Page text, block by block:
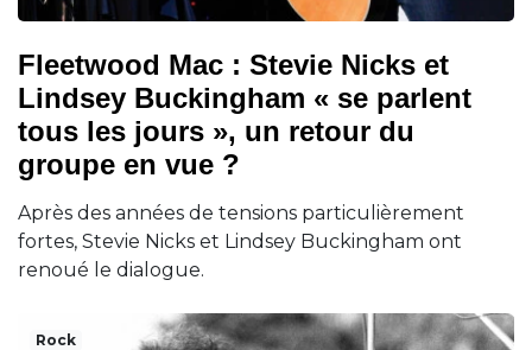
Fleetwood Mac : Stevie Nicks et
Lindsey Buckingham « se parlent
tous les jours », un retour du
groupe en vue ?
Après des années de tensions particulièrement
fortes, Stevie Nicks et Lindsey Buckingham ont
renoué le dialogue.
Rock